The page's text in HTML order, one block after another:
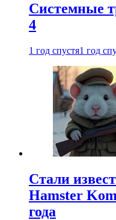
Системные
4
1 год спустя1 год
Стали
Hamster
года